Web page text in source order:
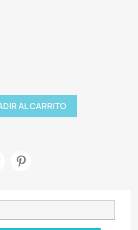
AL CARRITO